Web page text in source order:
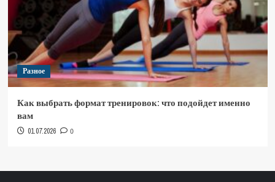
Разное
Как выбрать формат тренировок: что подойдет именно
вам
01.07.2026 0